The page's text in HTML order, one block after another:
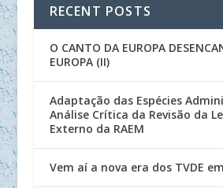
RECENT POSTS
O CANTO DA EUROPA
EUROPA (II)
Adaptação das Espécies
Análise Crítica da Revisão da
Externo da RAEM
Vem aí a nova era dos TVDE